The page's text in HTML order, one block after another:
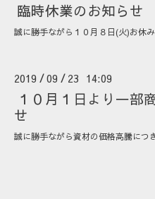
臨時休業のお知らせ
誠に勝手ながら１０月８日(火)お休み
2019 /09 / 23 14:09
１０月１日より一部
せ
誠に勝手ながら資材の価格高騰につ